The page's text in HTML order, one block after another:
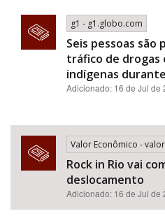
g1 - g1.globo.com
Seis pessoas são
tráfico de drogas
indígenas
Adicionado: 16 de Jul de
Valor Econômico -
Rock in Rio vai
deslocamento
Adicionado: 16 de Jul de